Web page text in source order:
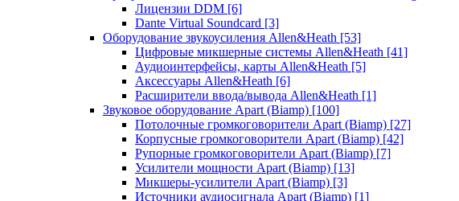
Лицензии DDM [6]
Dante Virtual Soundcard [3]
Оборудование звукоусиления Allen&Heath [53]
Цифровые микшерные системы Allen&Heath [41]
Аудиоинтерфейсы, карты Allen&Heath [5]
Аксессуары Allen&Heath [6]
Расширители ввода/вывода Allen&Heath [1]
Звуковое оборудование Apart (Biamp) [100]
Потолочные громкоговорители Apart (Biamp) [27]
Корпусные громкоговорители Apart (Biamp) [42]
Рупорные громкоговорители Apart (Biamp) [7]
Усилители мощности Apart (Biamp) [13]
Микшеры-усилители Apart (Biamp) [3]
Источники аудиосигнала Apart (Biamp) [1]